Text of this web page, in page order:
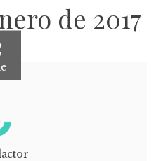
de 2017